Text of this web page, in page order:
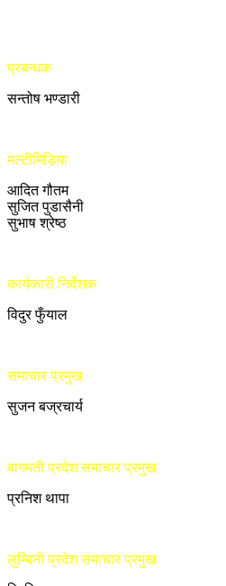
प्रबन्धक
सन्तोष भण्डारी
मल्टीमिडिया
आदित गौतम
सुजित पुडासैनी
सुभाष श्रेष्ठ
कार्यकारी निर्देशक
विदुर फुँयाल
समाचार प्रमुख
सुजन बज्रचार्य
बागमती प्रदेश समाचार प्रमुख
प्रनिश थापा
लुम्बिनी प्रदेश समाचार प्रमुख